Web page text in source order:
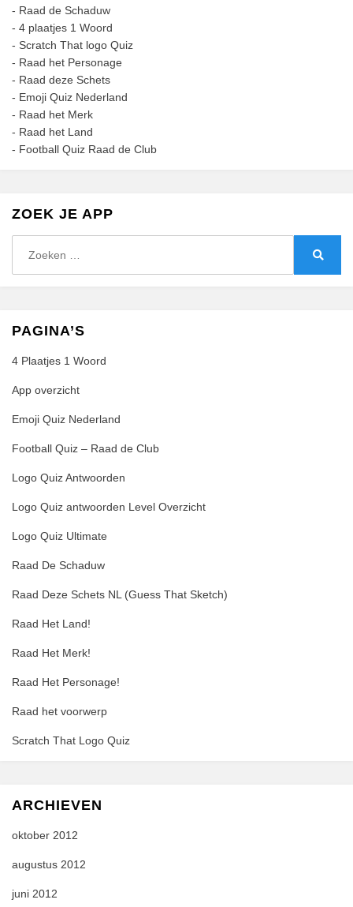
- Raad de Schaduw
- 4 plaatjes 1 Woord
- Scratch That logo Quiz
- Raad het Personage
- Raad deze Schets
- Emoji Quiz Nederland
- Raad het Merk
- Raad het Land
- Football Quiz Raad de Club
ZOEK JE APP
naar:
PAGINA’S
4 Plaatjes 1 Woord
App overzicht
Emoji Quiz Nederland
Football Quiz – Raad de Club
Logo Quiz Antwoorden
Logo Quiz antwoorden Level Overzicht
Logo Quiz Ultimate
Raad De Schaduw
Raad Deze Schets NL (Guess That Sketch)
Raad Het Land!
Raad Het Merk!
Raad Het Personage!
Raad het voorwerp
Scratch That Logo Quiz
ARCHIEVEN
oktober 2012
augustus 2012
juni 2012